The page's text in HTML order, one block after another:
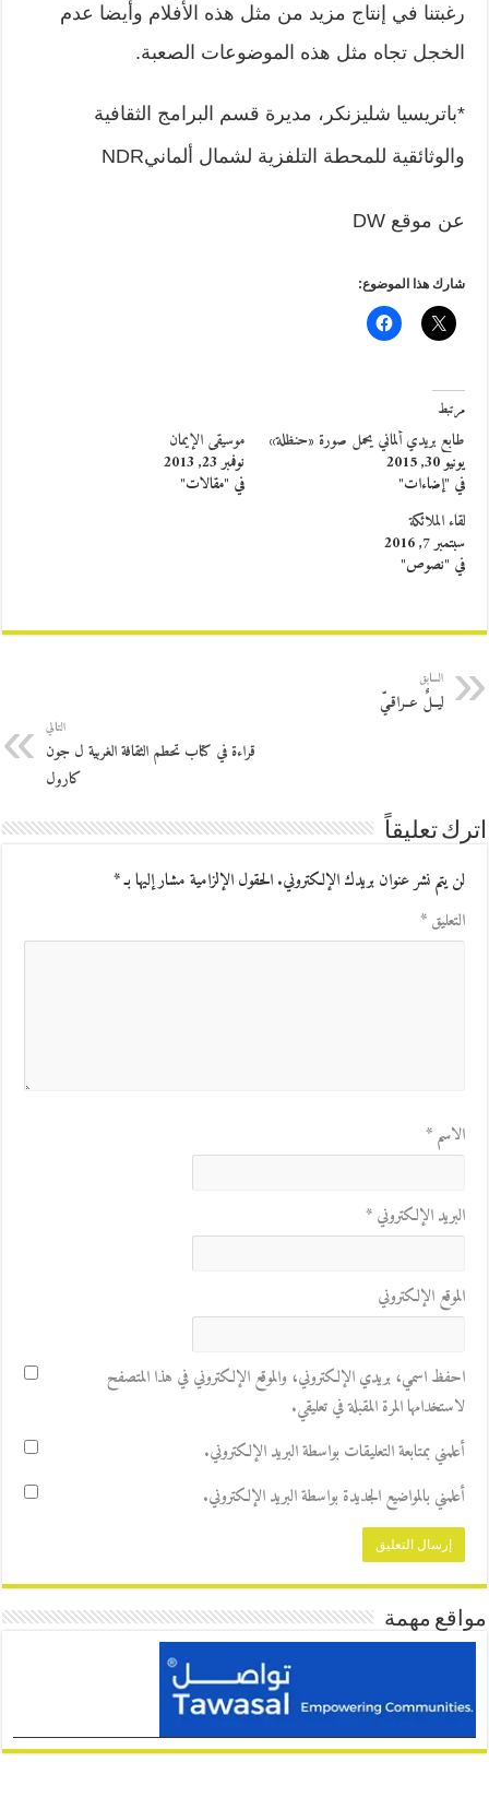
رغبتنا في إنتاج مزيد من مثل هذه الأفلام وأيضا عدم
الخجل تجاه مثل هذه الموضوعات الصعبة.
*باتريسيا شليزنكر، مديرة قسم البرامج الثقافية
والوثائقية للمحطة التلفزية لشمال ألمانيNDR
عن موقع DW
شارك هذا الموضوع:
مرتبط
طابع بريدي ألماني يحمل صورة «حنظلة»
يونيو 30, 2015
في "إضاءات"
موسيقى الإيمان
نوفمبر 23, 2013
في "مقالات"
لقاء الملائكة
سبتمبر 7, 2016
في "نصوص"
السابق
ليــلٌ عــراقـيّ
التالي
قراءة في كتاب تحطم الثقافة الغربية ل جون
كارول
اترك تعليقاً
لن يتم نشر عنوان بريدك الإلكتروني.الحقول الإلزامية مشار إليها بـ*
التعليق*
الاسم*
البريد الإلكتروني*
الموقع الإلكتروني
احفظ اسمي، بريدي الإلكتروني، والموقع الإلكتروني في هذا المتصفح
لاستخدامها المرة المقبلة في تعليقي.
أعلمني بمتابعة التعليقات بواسطة البريد الإلكتروني.
أعلمني بالمواضيع الجديدة بواسطة البريد الإلكتروني.
مواقع مهمة